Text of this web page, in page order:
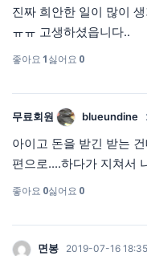
진짜 희안한 일이 많이
ㅠㅠ 고생하셨읍니다..
좋아요1싫어요 0
무료회원 blueundine
아이고 돈을 받긴 받는
편으로....하다가 지쳐서
좋아요 0싫어요 0
면봉 2019-07-16 18:35